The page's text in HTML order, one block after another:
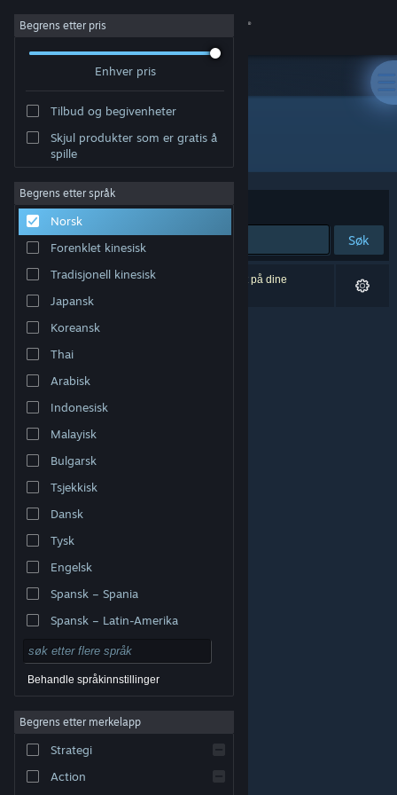
Logg inn
Om
Kundestøtte
Bytt språk
Skaff deg Steam-appen på mobil
Vis skrivebordsversjon
© Valve Corporation. Alle rettigheter reservert. Alle
Retningslinjer for personvern
Tilgjengelighet
|Steams abonnementsavtale
Refusjoner
Begrens etter pris
Enhver pris
Tilbud og begivenheter
Skjul produkter som er gratis å
spille
Begrens etter språk
Norsk
Forenklet kinesisk
Tradisjonell kinesisk
Japansk
Koreansk
Thai
Arabisk
Indonesisk
Malayisk
Bulgarsk
Tsjekkisk
Dansk
Tysk
Engelsk
Spansk – Spania
Spansk – Latin-Amerika
Behandle språkinnstillinger
Begrens etter merkelapp
Strategi
Action
Utgiver: BedRock Games
Sorter etter Relevans
Søk
0 treff på søket. 1 produkt er blitt utelukket basert på dine
innstillinger.